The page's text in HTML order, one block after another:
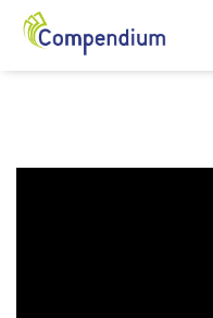
Salta al contenuto principale